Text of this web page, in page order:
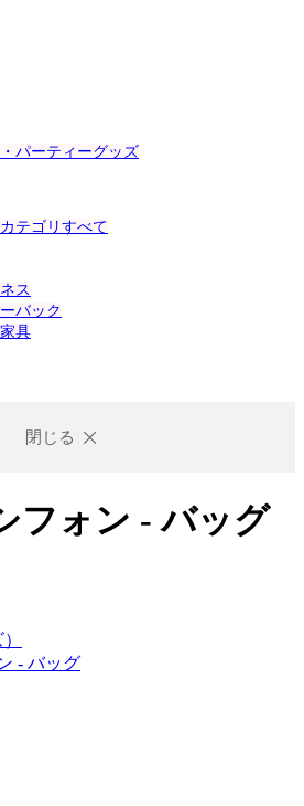
パーティーグッズ
テゴリすべて
ス
バック
具
閉じる
フォン - バッグ
- バッグ